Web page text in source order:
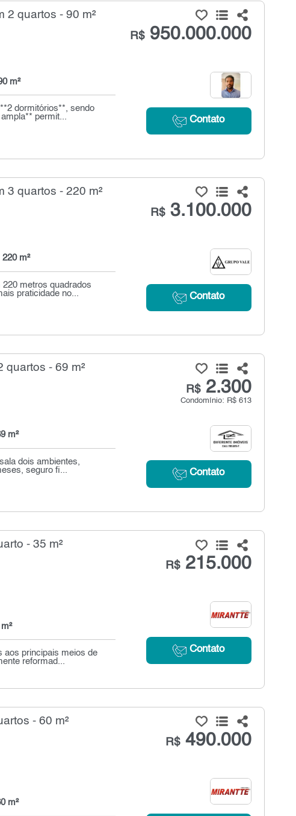
2 quartos - 90 m²
R$950.000.000
Contato
m²
dormitórios**, sendo
permit...
3 quartos - 220 m²
R$3.100.000
Contato
220 m²
metros quadrados
praticidade no...
quartos - 69 m²
R$2.300
Condomínio: R$ 613
Contato
m²
dois ambientes,
seguro fi...
- 35 m²
R$215.000
Contato
aos principais meios de
reformad...
- 60 m²
R$490.000
m²